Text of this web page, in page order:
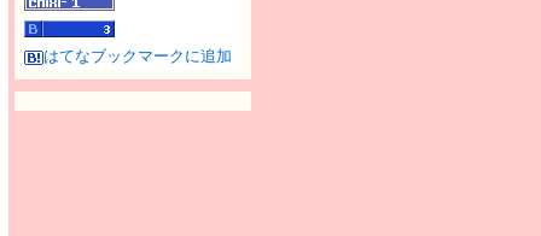
はてなブックマークに追加